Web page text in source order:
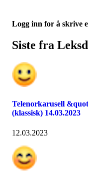
Logg inn for å skrive
Siste fra
Telenorkarusell
(klassisk) 14.03.2023
12.03.2023